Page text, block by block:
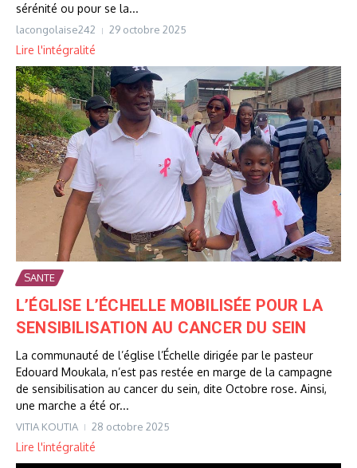
sérénité ou pour se la...
lacongolaise242 29 octobre 2025
Lire l'intégralité
SANTE
L’ÉGLISE L’ÉCHELLE MOBILISÉE POUR LA
SENSIBILISATION AU CANCER DU SEIN
La communauté de l’église l’Échelle dirigée par le pasteur
Edouard Moukala, n’est pas restée en marge de la campagne
de sensibilisation au cancer du sein, dite Octobre rose. Ainsi,
une marche a été or...
VITIA KOUTIA 28 octobre 2025
Lire l'intégralité